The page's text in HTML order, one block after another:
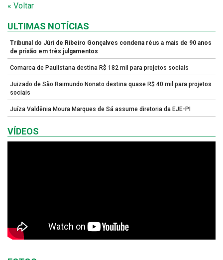
« Voltar
ULTIMAS NOTÍCIAS
Tribunal do Júri de Ribeiro Gonçalves condena réus a mais de 90 anos
de prisão em três julgamentos
Comarca de Paulistana destina R$ 182 mil para projetos sociais
Juizado de São Raimundo Nonato destina quase R$ 40 mil para projetos
sociais
Juíza Valdênia Moura Marques de Sá assume diretoria da EJE-PI
VÍDEOS